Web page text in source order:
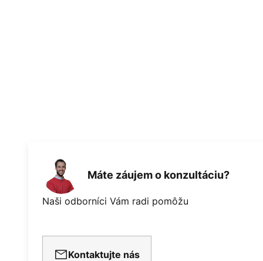
Máte záujem o konzultáciu?
Naši odborníci Vám radi pomôžu
Kontaktujte nás